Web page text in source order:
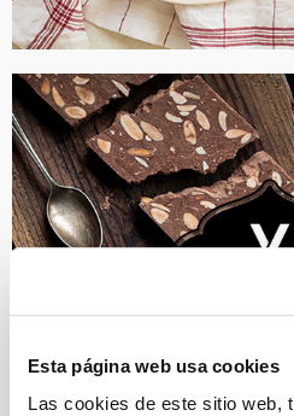
Esta página web usa cookies
Las cookies de este sitio web,